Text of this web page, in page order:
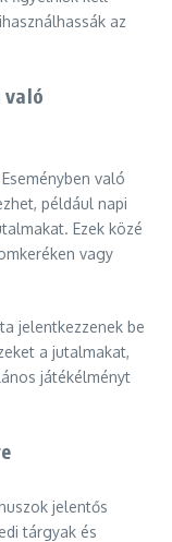
az
való
való
például napi
Ezek közé
vagy
jelentkezzenek be
a jutalmakat,
játékélményt
jelentős
tárgyak és